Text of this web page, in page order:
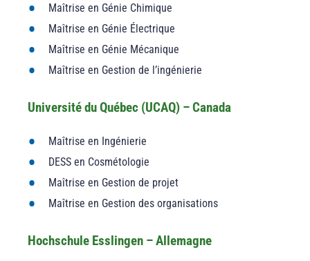
Maîtrise en Génie Chimique
Maîtrise en Génie Électrique
Maîtrise en Génie Mécanique
Maîtrise en Gestion de l’ingénierie
Université du Québec (UCAQ) – Canada
Maîtrise en Ingénierie
DESS en Cosmétologie
Maîtrise en Gestion de projet
Maîtrise en Gestion des organisations
Hochschule Esslingen – Allemagne